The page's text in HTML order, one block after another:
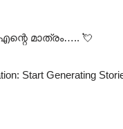
മാത്രം….. 💘
Start Generating